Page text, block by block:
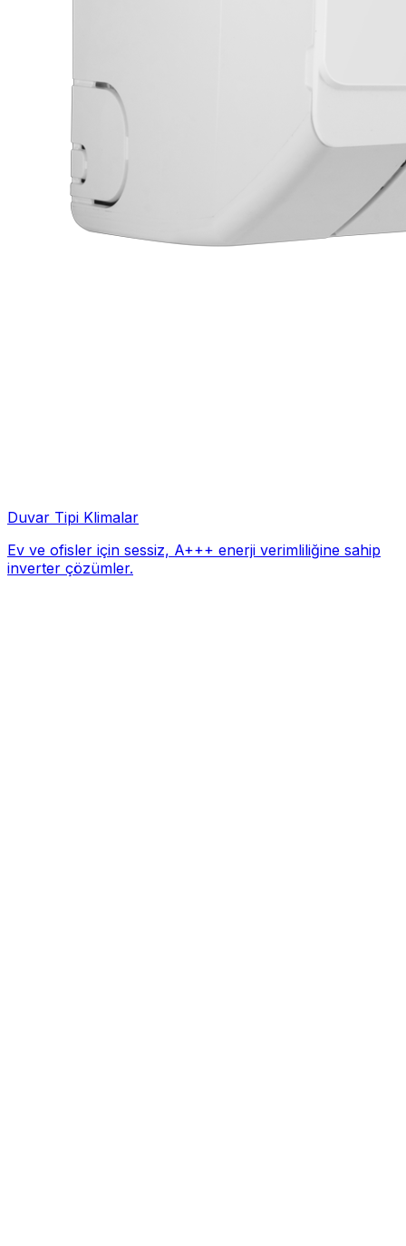
Duvar Tipi Klimalar
Ev ve ofisler için sessiz, A+++ enerji verimliliğine sahip
inverter çözümler.